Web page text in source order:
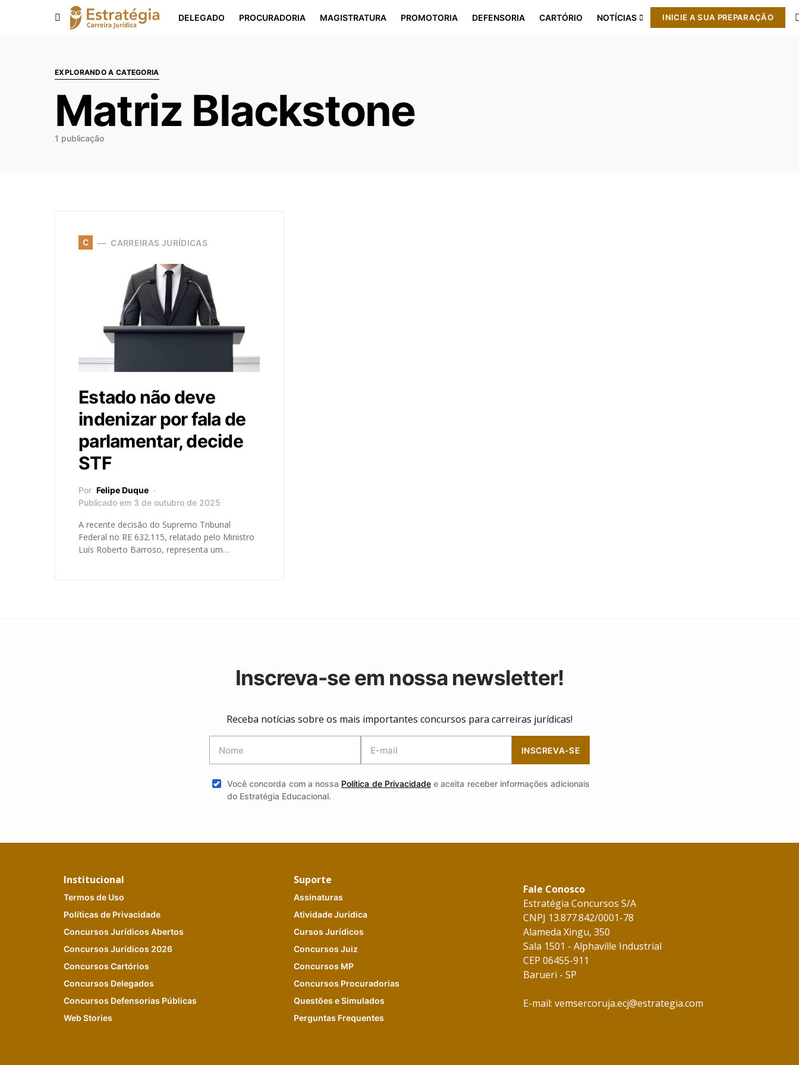
DELEGADO PROCURADORIA MAGISTRATURA PROMOTORIA DEFENSORIA CARTÓRIO NOTÍCIAS INICIE A SUA PREPARAÇÃO
Procurar:
EXPLORANDO A CATEGORIA
Matriz Blackstone
1 publicação
C CARREIRAS JURÍDICAS
Estado não deve
indenizar por fala de
parlamentar, decide
STF
Por Felipe Duque
Publicado em 3 de outubro de 2025
A recente decisão do Supremo Tribunal
Federal no RE 632.115, relatado pelo Ministro
Luís Roberto Barroso, representa um…
Inscreva-se em nossa newsletter!
Receba notícias sobre os mais importantes concursos para carreiras jurídicas!
INSCREVA-SE
Você concorda com a nossa Política de Privacidadee aceita receber informações adicionais
do Estratégia Educacional.
Institucional
Termos de Uso
Políticas de Privacidade
COncursos Jurídicos Abertos
Concursos Jurídicos 2026
Concursos Cartórios
Concursos Delegados
Concursos Defensorias Públicas
Web Stories
Suporte
Assinaturas
Atividade Jurídica
Cursos Jurídicos
Concursos Juiz
Concursos MP
Concursos Procuradorias
Questões eSimulados
Perguntas Frequentes
Fale Conosco
Estratégia Concursos S/A
CNPJ 13.877.842/0001-78
Alameda Xingu, 350
Sala 1501 - Alphaville Industrial
CEP 06455-911
Barueri - SP
E-mail:vemsercoruja.ecj@estrategia.com